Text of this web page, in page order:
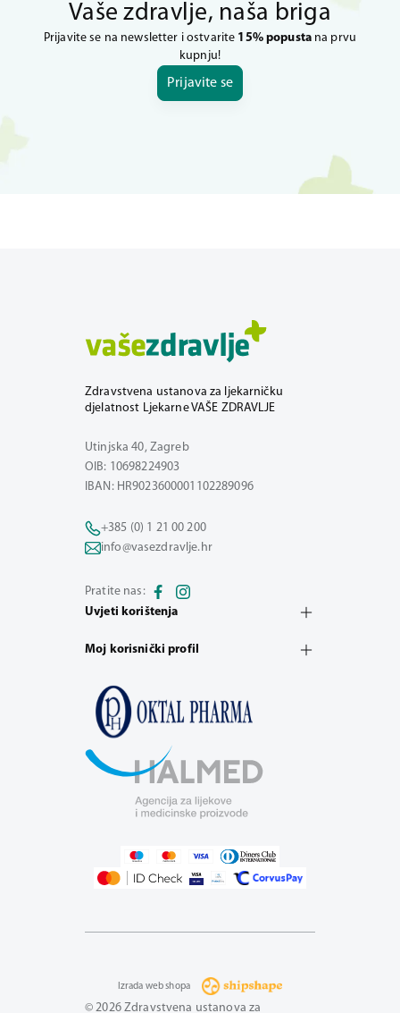
Vaše zdravlje, naša briga
Prijavite se na newsletter i ostvarite 15% popustana prvu
kupnju!
Prijavite se
Zdravstvena ustanova za ljekarničku
djelatnost Ljekarne VAŠE ZDRAVLJE
Utinjska 40, Zagreb
OIB: 10698224903
IBAN: HR9023600001102289096
+385 (0) 1 21 00 200
info@vasezdravlje.hr
Pratite nas:
Uvjeti korištenja
Moj korisnički profil
© 2026 Zdravstvena ustanova za
Izrada web shopa